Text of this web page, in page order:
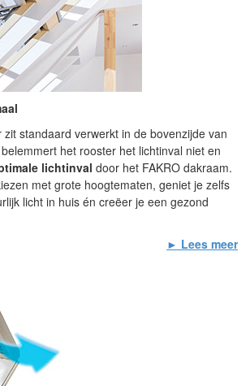
zit standaard verwerkt in de bovenzijde van
het rooster het lichtinval niet en
lichtinval door het FAKRO dakraam.
met grote hoogtematen, geniet je zelfs
licht in huis én creëer je een gezond
► Lees meer